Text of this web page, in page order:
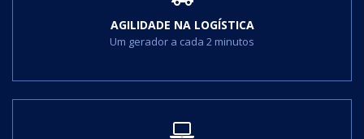
AGILIDADE NA LOGÍSTICA
Um gerador a cada 2 minutos